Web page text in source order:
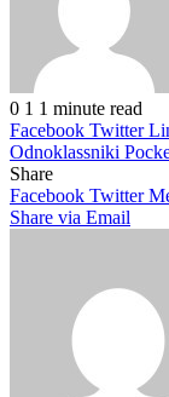
0 1 1 minute read
Facebook Twitter
Odnoklassniki
Share
Facebook Twitter
Share via Email